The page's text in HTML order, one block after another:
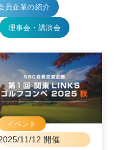
員企業の紹介
理事会・講演会
11/12 開催
イベント